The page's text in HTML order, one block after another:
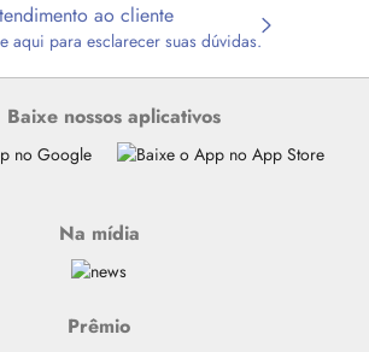
ao cliente
aqui para esclarecer suas dúvidas.
Baixe nossos aplicativos
Na mídia
Prêmio